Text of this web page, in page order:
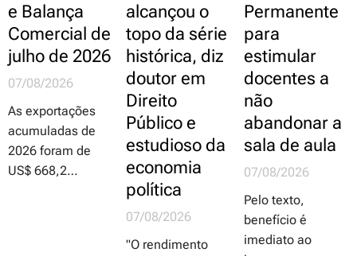
estabelecimento
de ensino e no
trajeto entre a
residência e o
local de trabalho,
e vice-versa;
proposta é da
deputada
professora
considerados
essenciais,
especialmente
aqueles voltados
ao atendimento
ao público
e Balança
Comercial de
julho de 2026
07/08/2026
As exportações
acumuladas de
2026 foram de
US$ 668,2
alcançou o
topo da série
histórica, diz
doutor em
Direito
Público e
estudioso da
economia
política
07/08/2026
"O rendimento
Permanente
para
estimular
docentes a
não
abandonar a
sala de aula
07/08/2026
Pelo texto,
benefício é
imediato ao